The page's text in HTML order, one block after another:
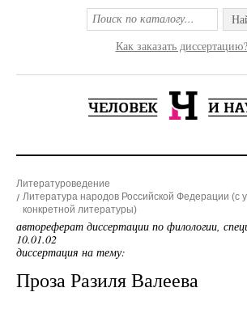
Как заказать диссертацию?
Литературоведение
Литература народов Российской Федерации (с
конкретной литературы)
автореферат диссертации по филологии,
10.01.02
диссертация на тему:
Проза Разиля Валеева